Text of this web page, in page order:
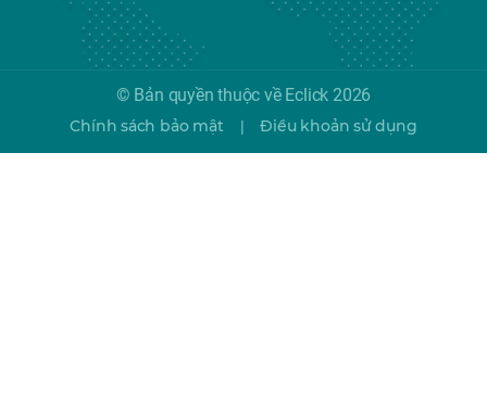
© Bản quyền thuộc về Eclick 2026
Chính sách bảo mật | Điều khoản sử dụng